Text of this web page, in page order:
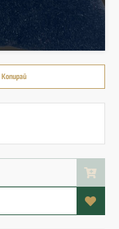
Копирай